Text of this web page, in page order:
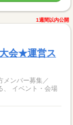
1週間以内公開
会★運営ス
メンバー募集／
、 イベント・会場